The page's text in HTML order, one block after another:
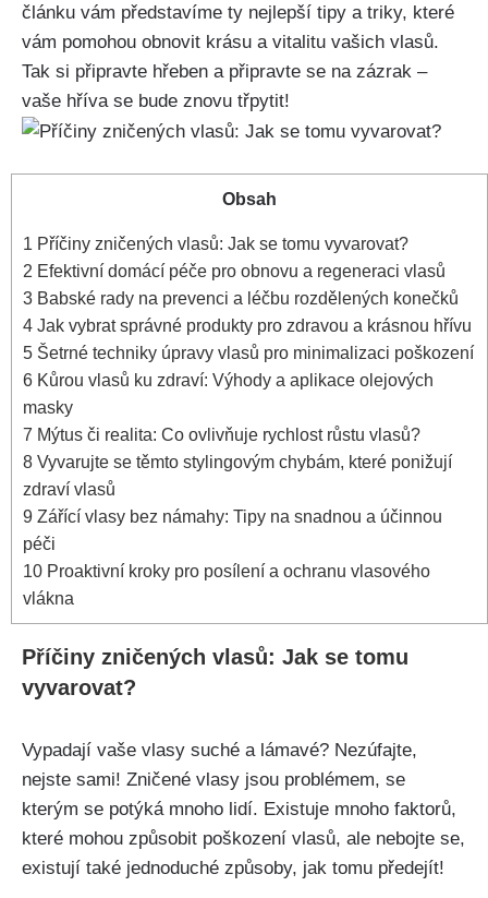
článku⁣ vám​ představíme⁢ ty‌ nejlepší tipy a triky, které
vám pomohou⁢ obnovit krásu‌ a vitalitu vašich vlasů.
Tak si připravte‍ hřeben ⁢a připravte se na zázrak –
vaše hříva se bude znovu třpytit!
Obsah
1 Příčiny zničených​ vlasů: Jak se ‌tomu vyvarovat?
2 Efektivní ⁢domácí péče pro obnovu a regeneraci vlasů
3 Babské rady na prevenci a léčbu‍ rozdělených konečků
4 Jak⁣ vybrat ​správné produkty pro zdravou a krásnou hřívu
5 Šetrné techniky úpravy vlasů pro minimalizaci poškození
6 Kůrou vlasů ku ⁣zdraví: Výhody a aplikace olejových
masky
7 Mýtus či realita: Co ovlivňuje rychlost růstu vlasů?
8 Vyvarujte se těmto stylingovým chybám, které ponižují
zdraví‍ vlasů
9 Zářící vlasy bez námahy: Tipy na snadnou a ‍účinnou
péči
10 Proaktivní kroky ‍pro posílení a ochranu vlasového⁣
vlákna
Příčiny zničených​ vlasů: Jak se ‌tomu
vyvarovat?
Vypadají vaše vlasy suché a lámavé?⁣ Nezúfajte,
nejste sami! Zničené ‍vlasy‍ jsou problémem, se
kterým se potýká mnoho lidí. Existuje mnoho faktorů,
které mohou způsobit ‍poškození vlasů, ale‌ nebojte se,
existují také jednoduché způsoby, jak tomu předejít!